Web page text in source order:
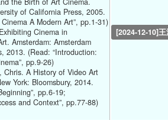
of California Press, 2005.
A Modern Art”, pp.1-31)
Cinema in
Amsterdam: Amsterdam
2013. (Read: “Introduction:
pp.9-26)
Chris. A History of Video Art
York: Bloomsbury, 2014.
pp.6-19;
and Context”, pp.77-88)
[2024-12-10]